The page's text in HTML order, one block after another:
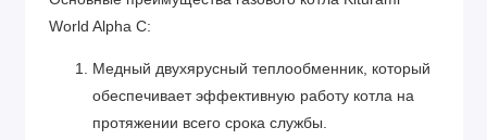
World Alpha C:
Медный двухярусный теплообменник, который
обеспечивает эффективную работу котла на
протяжении всего срока службы.